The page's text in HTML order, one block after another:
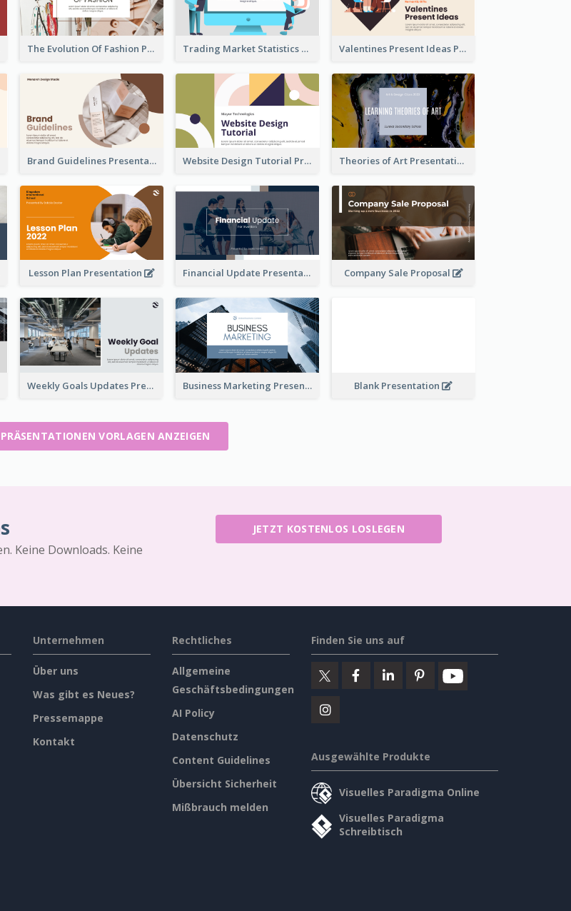
The Evolution Of Fashion Presentation Trading Market Statistics Presentation Valentines Present Ideas Presentation
Brand Guidelines Presentation Website Design Tutorial Presentation Theories of Art Presentation
Lesson Plan Presentation Financial Update Presentation Company Sale Proposal
Weekly Goals Updates Presentation Business Marketing Presentation Blank Presentation
VORLAGEN ANZEIGEN
Keine Downloads. Keine
JETZT KOSTENLOS LOSLEGEN
Unternehmen
Über uns
Was gibt es Neues?
Pressemappe
Kontakt
Rechtliches
Allgemeine
Geschäftsbedingungen
AI Policy
Datenschutz
Content Guidelines
Übersicht Sicherheit
Mißbrauch melden
Finden Sie uns auf
Ausgewählte Produkte
Visuelles Paradigma Online
Visuelles Paradigma
Schreibtisch